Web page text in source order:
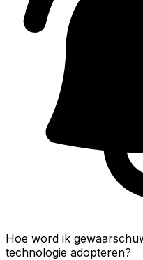
Hoe word ik
technologie adopteren?